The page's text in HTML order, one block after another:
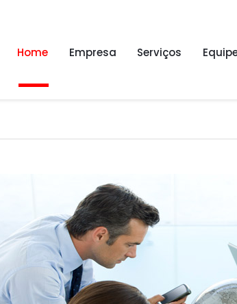
Home Empresa Serviços